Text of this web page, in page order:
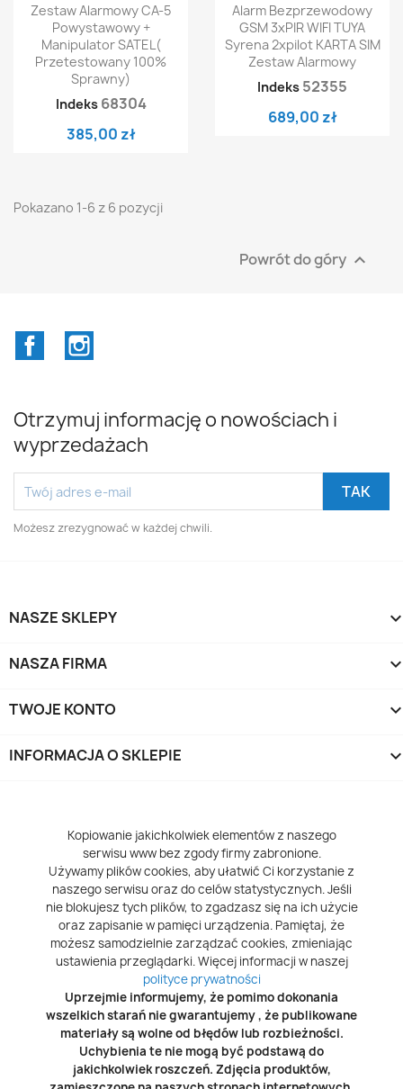
Zestaw Alarmowy CA-5
Powystawowy +
Manipulator SATEL(
Przetestowany 100%
Sprawny)
Indeks 68304
385,00 zł
Alarm Bezprzewodowy
GSM 3xPIR WIFI TUYA
Syrena 2xpilot KARTA SIM
Zestaw Alarmowy
Indeks 52355
689,00 zł
Pokazano 1-6 z 6 pozycji
Powrót do góry 
Facebook
Otrzymuj informację o nowościach i
wyprzedażach
Możesz zrezygnować w każdej chwili.
NASZE SKLEPY
NASZA FIRMA
TWOJE KONTO
INFORMACJA O SKLEPIE
Kopiowanie jakichkolwiek elementów z naszego
serwisu www bez zgody firmy zabronione.
Używamy plików cookies, aby ułatwić Ci korzystanie z
naszego serwisu oraz do celów statystycznych. Jeśli
nie blokujesz tych plików, to zgadzasz się na ich użycie
oraz zapisanie w pamięci urządzenia. Pamiętaj, że
możesz samodzielnie zarządzać cookies, zmieniając
ustawienia przeglądarki. Więcej informacji w naszej
polityce prywatności
Uprzejmie informujemy, że pomimo dokonania
wszelkich starań nie gwarantujemy , że publikowane
materiały są wolne od błędów lub rozbieżności.
Uchybienia te nie mogą być podstawą do
jakichkolwiek roszczeń. Zdjęcia produktów,